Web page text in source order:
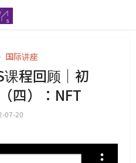
国际讲座
程回顾｜初
四）：NFT
07-20